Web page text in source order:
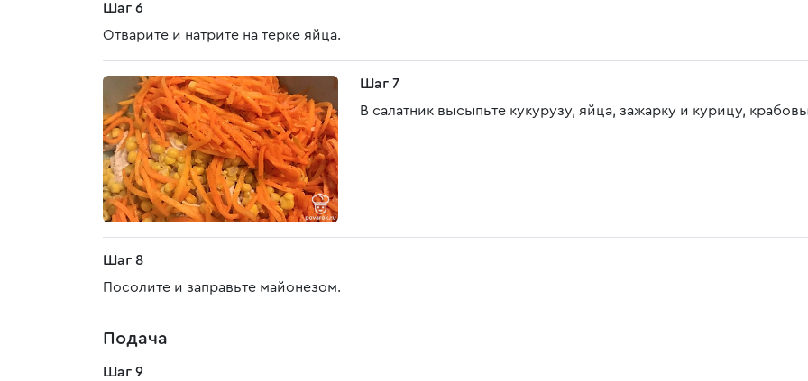
Шаг 6
Отварите и натрите на терке яйца.
Шаг 7
В салатник высыпьте кукурузу, яйца, зажарку и курицу,
Шаг 8
Посолите и заправьте майонезом.
Подача
Шаг 9